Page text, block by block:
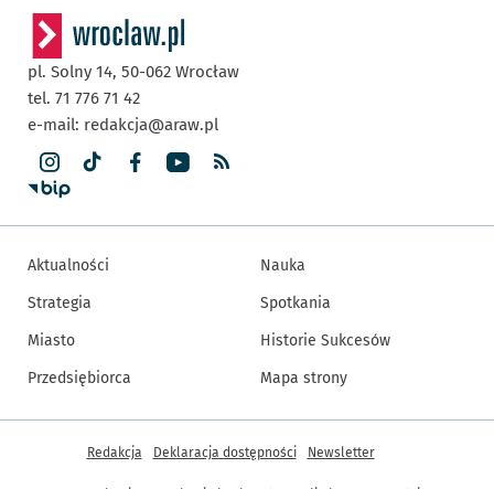
pl. Solny 14, 50-062 Wrocław
tel. 71 776 71 42
e-mail: redakcja@araw.pl
Aktualności
Strategia
Miasto
Przedsiębiorca
Nauka
Spotkania
Historie Sukcesów
Mapa strony
Inne informacje
Redakcja Deklaracja dostępności Newsletter